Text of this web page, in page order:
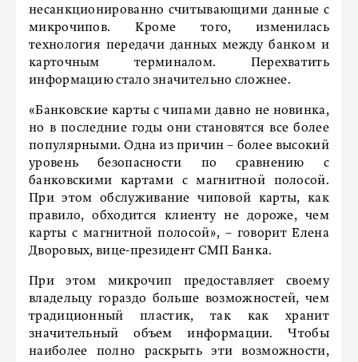
несанкционированно считывающими данные с
микрочипов. Кроме того, изменилась
технология передачи данных между банком и
карточным терминалом. Перехватить
информацию стало значительно сложнее.
«Банковские карты с чипами давно не новинка,
но в последние годы они становятся все более
популярными. Одна из причин – более высокий
уровень безопасности по сравнению с
банковскими картами с магнитной полосой.
При этом обслуживание чиповой карты, как
правило, обходится клиенту не дороже, чем
карты с магнитной полосой», – говорит Елена
Дворовых, вице-президент СМП Банка.
При этом микрочип предоставляет своему
владельцу гораздо больше возможностей, чем
традиционный пластик, так как хранит
значительный объем информации. Чтобы
наиболее полно раскрыть эти возможности,